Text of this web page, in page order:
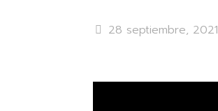
28 septiembre, 2021